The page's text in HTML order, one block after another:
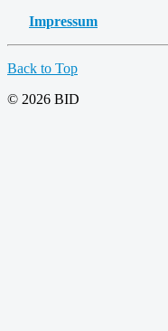
Impressum
Back to Top
© 2026 BID